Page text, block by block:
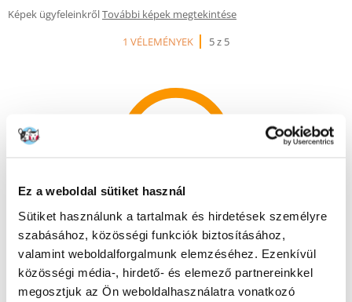
Ez a weboldal sütiket használ
Sütiket használunk a tartalmak és hirdetések személyre
szabásához, közösségi funkciók biztosításához,
valamint weboldalforgalmunk elemzéséhez. Ezenkívül
közösségi média-, hirdető- és elemező partnereinkkel
megosztjuk az Ön weboldalhasználatra vonatkozó
Képek ügyfeleinkrőlTovábbi képek megtekintése
1 VÉLEMÉNYEK
5 z 5
Recommend
100% AZ ÜGYFELEK AJÁNLJÁK EZT A TERMÉKET
ÉRTÉKELJE ÖN IS
Leírás